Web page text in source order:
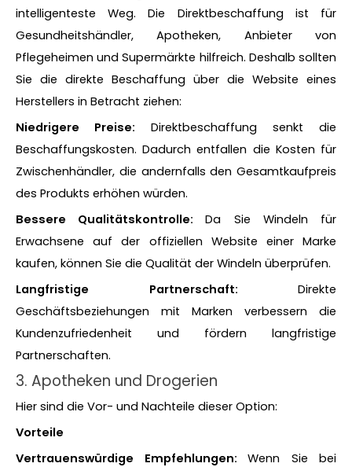
intelligenteste Weg. Die Direktbeschaffung ist für
Gesundheitshändler, Apotheken, Anbieter von
Pflegeheimen und Supermärkte hilfreich. Deshalb sollten
Sie die direkte Beschaffung über die Website eines
Herstellers in Betracht ziehen:
Niedrigere Preise: Direktbeschaffung senkt die
Beschaffungskosten. Dadurch entfallen die Kosten für
Zwischenhändler, die andernfalls den Gesamtkaufpreis
des Produkts erhöhen würden.
Bessere Qualitätskontrolle:Da Sie Windeln für
Erwachsene auf der offiziellen Website einer Marke
kaufen, können Sie die Qualität der Windeln überprüfen.
Langfristige Partnerschaft: Direkte
Geschäftsbeziehungen mit Marken verbessern die
Kundenzufriedenheit und fördern langfristige
Partnerschaften.
3. Apotheken und Drogerien
Hier sind die Vor- und Nachteile dieser Option:
Vorteile
Vertrauenswürdige Empfehlungen: Wenn Sie bei